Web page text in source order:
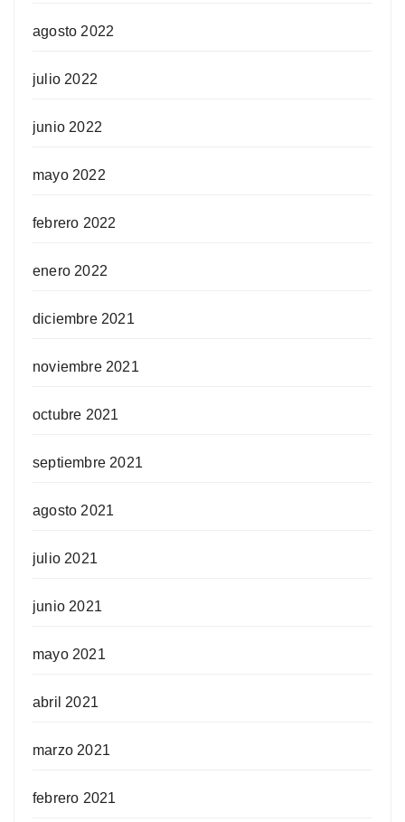
agosto 2022
julio 2022
junio 2022
mayo 2022
febrero 2022
enero 2022
diciembre 2021
noviembre 2021
octubre 2021
septiembre 2021
agosto 2021
julio 2021
junio 2021
mayo 2021
abril 2021
marzo 2021
febrero 2021